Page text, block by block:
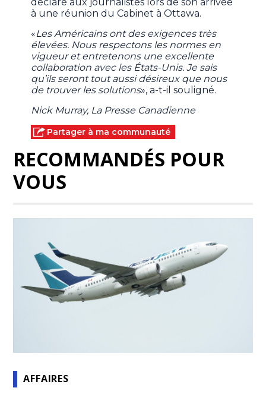
à une réunion du Cabinet à Ottawa.
«Les Américains ont des exigences très
élevées. Nous respectons les normes en
vigueur et entretenons une excellente
collaboration avec les États-Unis. Je sais
qu’ils seront tout aussi désireux que nous
de trouver les solutions», a-t-il souligné.
Nick Murray, La Presse Canadienne
Partager à ma communauté
RECOMMANDÉS POUR
VOUS
AFFAIRES